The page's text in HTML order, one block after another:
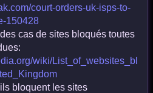
court-orders-uk-isps-to-
150428
cas de sites bloqués toutes
wiki/List_of_websites_bl
bloquent les sites